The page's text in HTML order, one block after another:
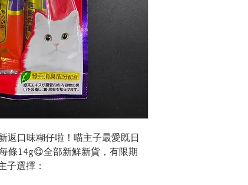
返口味糊仔啦！喵主子最愛既日
條14g😋全部新鮮新貨，有限期
子選擇：